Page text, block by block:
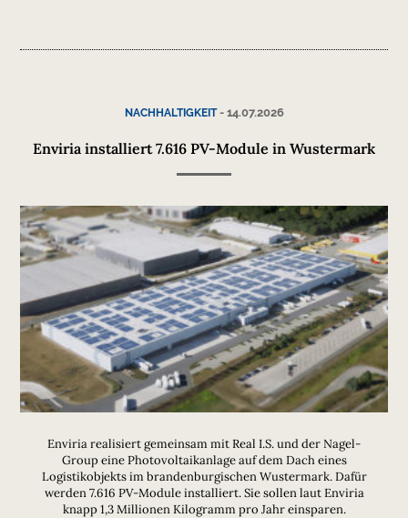
NACHHALTIGKEIT- 14.07.2026
Enviria installiert 7.616 PV-Module in Wustermark
Enviria realisiert gemeinsam mit Real I.S. und der Nagel-
Group eine Photovoltaikanlage auf dem Dach eines
Logistikobjekts im brandenburgischen Wustermark. Dafür
werden 7.616 PV-Module installiert. Sie sollen laut Enviria
knapp 1,3 Millionen Kilogramm pro Jahr einsparen.